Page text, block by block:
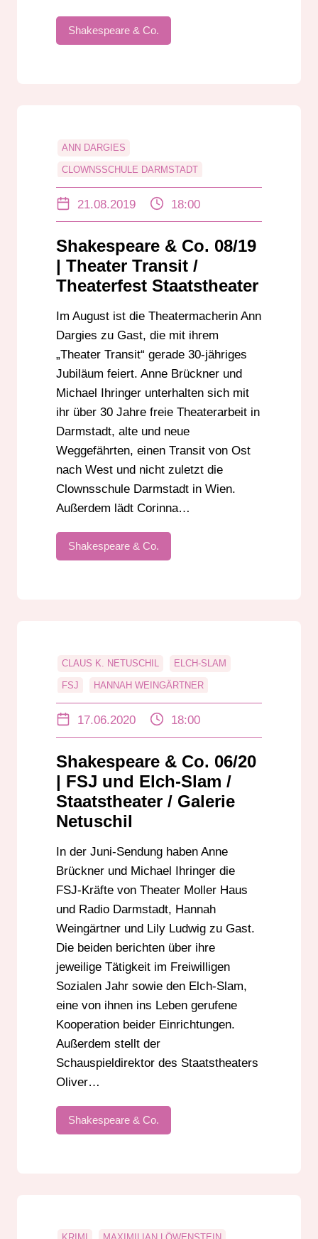
Shakespeare & Co.
ANN DARGIES
CLOWNSSCHULE DARMSTADT
STAATSTHEATER DARMSTADT
21.08.2019 18:00
Shakespeare & Co. 08/19
| Theater Transit /
Theaterfest Staatstheater
Im August ist die Theatermacherin Ann
Dargies zu Gast, die mit ihrem
„Theater Transit“ gerade 30-jähriges
Jubiläum feiert. Anne Brückner und
Michael Ihringer unterhalten sich mit
ihr über 30 Jahre freie Theaterarbeit in
Darmstadt, alte und neue
Weggefährten, einen Transit von Ost
nach West und nicht zuletzt die
Clownsschule Darmstadt in Wien.
Außerdem lädt Corinna…
Shakespeare & Co.
CLAUS K. NETUSCHIL ELCH-SLAM
FSJ HANNAH WEINGÄRTNER
OLIVER BRUNNER
THEATER MOLLER HAUS
17.06.2020 18:00
Shakespeare & Co. 06/20
| FSJ und Elch-Slam /
Staatstheater / Galerie
Netuschil
In der Juni-Sendung haben Anne
Brückner und Michael Ihringer die
FSJ-Kräfte von Theater Moller Haus
und Radio Darmstadt, Hannah
Weingärtner und Lily Ludwig zu Gast.
Die beiden berichten über ihre
jeweilige Tätigkeit im Freiwilligen
Sozialen Jahr sowie den Elch-Slam,
eine von ihnen ins Leben gerufene
Kooperation beider Einrichtungen.
Außerdem stellt der
Schauspieldirektor des Staatstheaters
Oliver…
Shakespeare & Co.